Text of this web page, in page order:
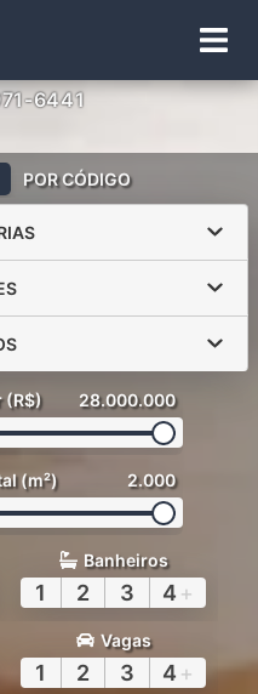
6441
POR CÓDIGO
(R$) 28.000.000
(m²) 2.000
Banheiros
1 2 3 4 +
Vagas
1 2 3 4 +